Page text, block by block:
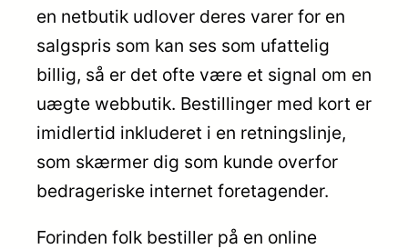
en netbutik udlover deres varer for en
salgspris som kan ses som ufattelig
billig, så er det ofte være et signal om en
uægte webbutik. Bestillinger med kort er
imidlertid inkluderet i en retningslinje,
som skærmer dig som kunde overfor
bedrageriske internet foretagender.
Forinden folk bestiller på en online